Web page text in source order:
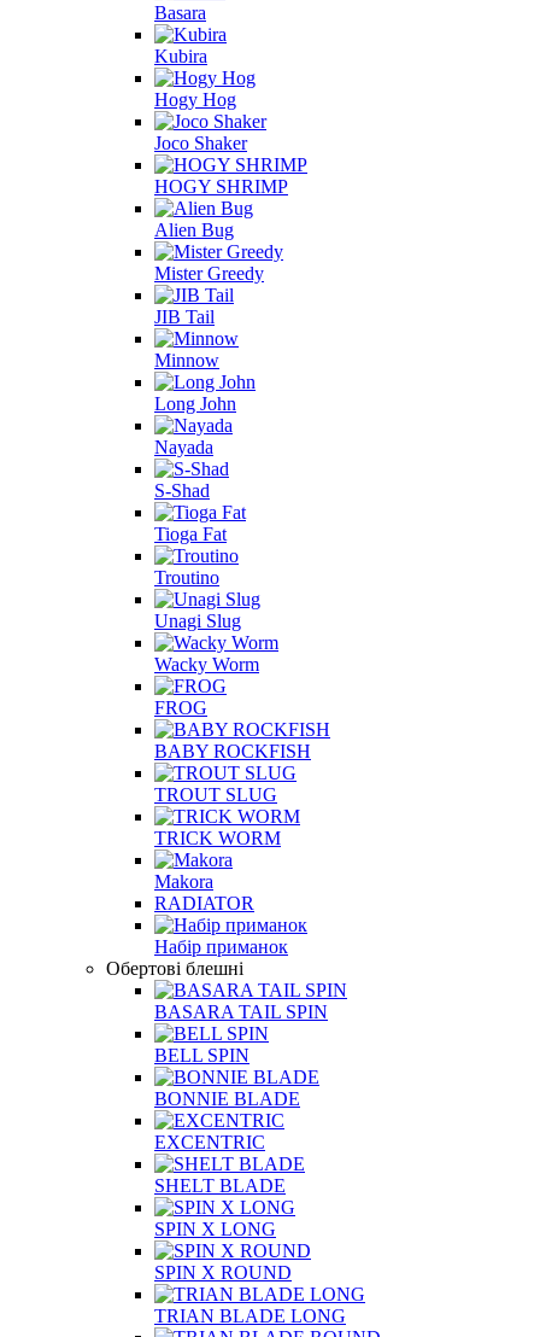
Basara
Kubira
Hogy Hog
Joco Shaker
HOGY SHRIMP
Alien Bug
Mister Greedy
JIB Tail
Minnow
Long John
Nayada
S-Shad
Tioga Fat
Troutino
Unagi Slug
Wacky Worm
FROG
BABY ROCKFISH
TROUT SLUG
TRICK WORM
Makora
RADIATOR
Набір приманок
Обертові блешні
BASARA TAIL SPIN
BELL SPIN
BONNIE BLADE
EXCENTRIC
SHELT BLADE
SPIN X LONG
SPIN X ROUND
TRIAN BLADE LONG